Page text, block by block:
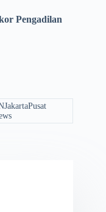
Pengadilan